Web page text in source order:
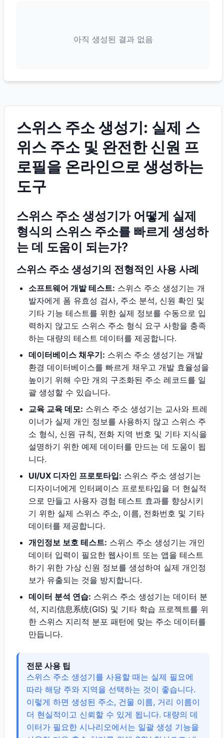
아직 생성된 결과 없음
스위스 주소 생성기: 실제 스
위스 주소 및 완전한 신원 프
로필을 온라인으로 생성하는
도구
스위스 주소 생성기가 어떻게 실제
형식의 스위스 주소를 빠르게 생성하
는 데 도움이 되는가?
스위스 주소 생성기의 전형적인 사용 사례
소프트웨어 개발 테스트: 스위스 주소 생성기는 개
발자에게 폼 유효성 검사, 주소 분석, 신원 확인 및
기타 기능 테스트를 위한 실제 정보를 수동으로 입
력하지 않고도 스위스 주소 형식 요구 사항을 충족
하는 대량의 테스트 데이터를 제공합니다.
데이터베이스 채우기: 스위스 주소 생성기는 개발
환경 데이터베이스를 빠르게 채우고 개발 효율성을
높이기 위해 수만 개의 구조화된 주소 레코드를 일
괄 생성할 수 있습니다.
교육 교육 데모: 스위스 주소 생성기는 교사와 트레
이너가 실제 개인 정보를 사용하지 않고 스위스 주
소 형식, 신원 규칙, 전화 지역 번호 및 기타 지식을
설명하기 위한 예제 데이터를 만드는 데 도움이 됩
니다.
UI/UX 디자인 프로토타입: 스위스 주소 생성기는
디자이너에게 인터페이스 프로토타입을 더 현실적
으로 만들고 사용자 경험 테스트 효과를 향상시키
기 위한 실제 스위스 주소, 이름, 전화번호 및 기타
데이터를 제공합니다.
개인정보 보호 테스트: 스위스 주소 생성기는 개인
데이터 입력이 필요한 웹사이트 또는 앱을 테스트
하기 위한 가상 신원 정보를 생성하여 실제 개인정
보가 유출되는 것을 방지합니다.
데이터 분석 연습: 스위스 주소 생성기는 데이터 분
석, 지리信息系统(GIS) 및 기타 학습 프로젝트를 위
한 스위스 지리적 분포 패턴에 맞는 주소 데이터를
만듭니다.
전문 사용 팁
스위스 주소 생성기를 사용할 때는 실제 필요에
따라 해당 주와 지역을 선택하는 것이 좋습니다.
이렇게 하면 생성된 주소, 건물 이름, 거리 이름이
더 현실적이고 신뢰할 수 있게 됩니다. 대량의 데
이터가 필요한 시나리오에서는 일괄 생성 기능을